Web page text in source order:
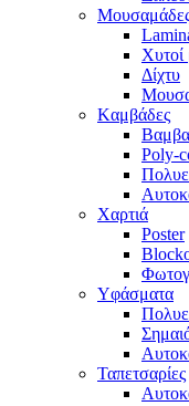
Χυτοί
Δίχτυ
Kαμβάδες
Poly-
Χαρτιά
Poster
Yφάσματα
Ταπετσαρίες